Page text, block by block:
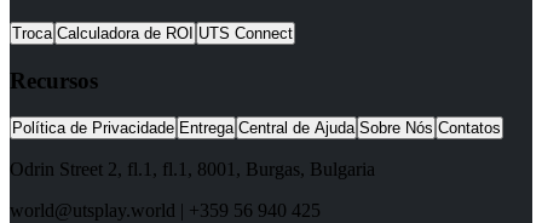
Troca Calculadora de ROI UTS Connect
Recursos
Política de Privacidade Entrega Central de Ajuda Sobre Nós Contatos
Odrin Street 2, fl.1 , fl.1, 8001 , Burgas, Bulgaria
world@utsplay.world | +359 56 940 425